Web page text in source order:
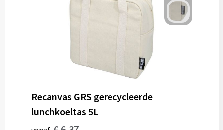
Recanvas GRS gerecycleerde
lunchkoeltas 5L